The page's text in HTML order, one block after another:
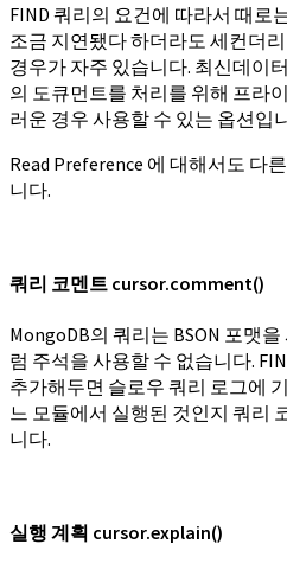
FIND 쿼리의 요건에 따라서 때로
조금 지연됐다 하더라도 세컨더
경우가 자주 있습니다. 최신데이
의 도큐먼트를 처리를 위해 프라
러운 경우 사용할 수 있는 옵션입
Read Preference 에 대해서도 다
니다.
쿼리 코멘트 cursor.comment()
MongoDB의 쿼리는 BSON 포맷
럼 주석을 사용할 수 없습니다.
추가해두면 슬로우 쿼리 로그에
느 모듈에서 실행된 것인지 쿼리
니다.
실행 계획 cursor.explain()